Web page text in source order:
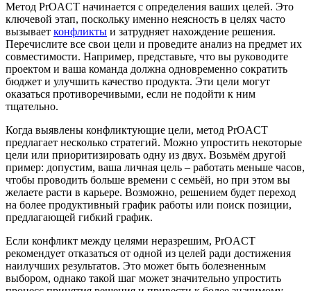
Метод PrOACT начинается с определения ваших целей. Это
ключевой этап, поскольку именно неясность в целях часто
вызывает конфликты и затрудняет нахождение решения.
Перечислите все свои цели и проведите анализ на предмет их
совместимости. Например, представьте, что вы руководите
проектом и ваша команда должна одновременно сократить
бюджет и улучшить качество продукта. Эти цели могут
оказаться противоречивыми, если не подойти к ним
тщательно.
Когда выявлены конфликтующие цели, метод PrOACT
предлагает несколько стратегий. Можно упростить некоторые
цели или приоритизировать одну из двух. Возьмём другой
пример: допустим, ваша личная цель – работать меньше часов,
чтобы проводить больше времени с семьёй, но при этом вы
желаете расти в карьере. Возможно, решением будет переход
на более продуктивный график работы или поиск позиции,
предлагающей гибкий график.
Если конфликт между целями неразрешим, PrOACT
рекомендует отказаться от одной из целей ради достижения
наилучших результатов. Это может быть болезненным
выбором, однако такой шаг может значительно упростить